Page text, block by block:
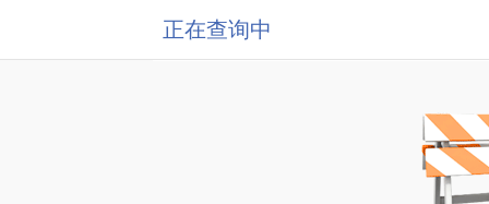
正在查询中